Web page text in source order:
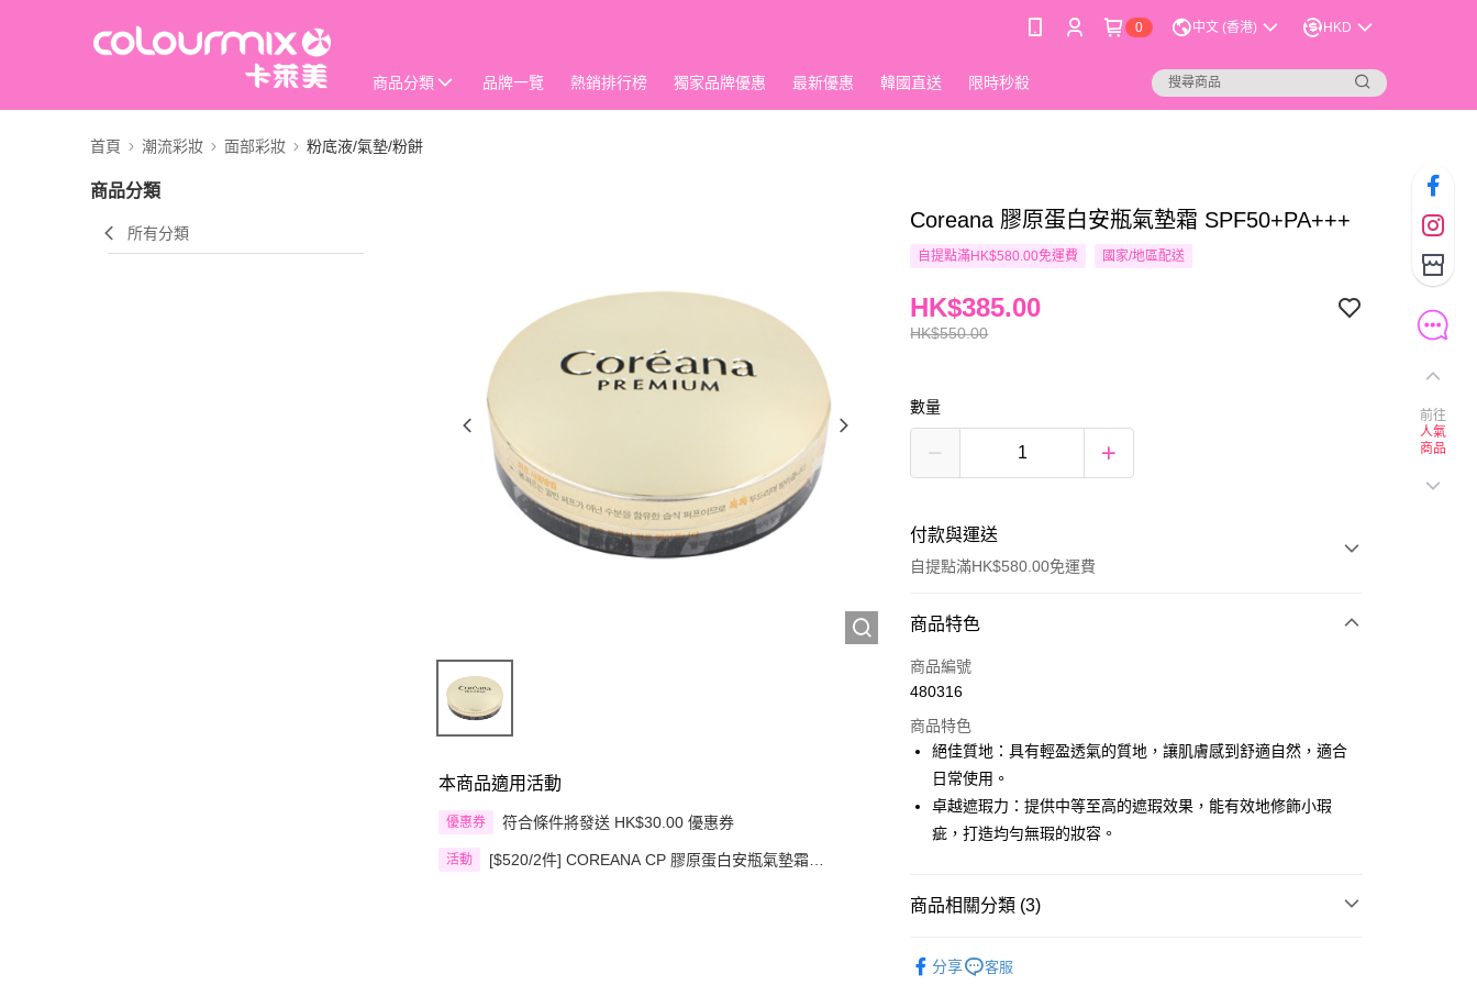
0 中文 (香港) HKD
商品分類 品牌一覽 熱銷排行榜 獨家品牌優惠 最新優惠 韓國直送 限時秒殺
首頁 潮流彩妝 面部彩妝 粉底液/氣墊/粉餅
商品分類
所有分類
本商品適用活動
優惠券 符合條件將發送 HK$30.00 優惠券
活動
[$520/2件] COREANA CP 膠原蛋白安瓶氣墊霜
Coreana 膠原蛋白安瓶氣墊霜 SPF50+PA+++
自提點滿HK$580.00免運費 國家/地區配送
HK$550.00
HK$385.00
數量
付款與運送
自提點滿HK$580.00免運費
付款方式
信用卡
Google Pay
AlipayHK
PayMe
其他轉帳方式
銀行匯款 請將存款存到以下銀行帳戶，並於存款單據寫上訂單編號後電郵
至eshop@colourmix-cosmetics.com** **我們不會處理沒有提供存款單據
商品特色
商品編號
480316
商品特色
絕佳質地：具有輕盈透氣的質地，讓肌膚感到舒適自然，適合
日常使用。
卓越遮瑕力：提供中等至高的遮瑕效果，能有效地修飾小瑕
疵，打造均勻無瑕的妝容。
商品相關分類 (3)
分享 客服
前往
人氣
商品